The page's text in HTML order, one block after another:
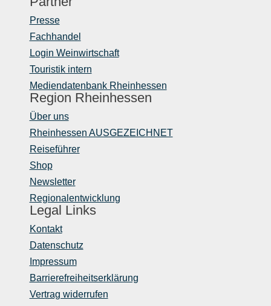
Presse
Fachhandel
Login Weinwirtschaft
Touristik intern
Mediendatenbank Rheinhessen
Region Rheinhessen
Über uns
Rheinhessen AUSGEZEICHNET
Reiseführer
Shop
Newsletter
Regionalentwicklung
Legal Links
Kontakt
Datenschutz
Impressum
Barrierefreiheitserklärung
Vertrag widerrufen